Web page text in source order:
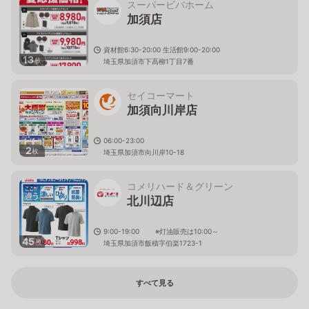
13枚
スーパービバホーム
加須店
資材館6:30-20:00 生活館9:00-20:00
埼玉県加須市下高柳1丁目7番
2枚
セイコーマート
加須向川岸店
06:00-23:00
埼玉県加須市向川岸10-18
45枚
コメリハード＆グリーン
北川辺店
9:00-19:00 ※灯油販売は10:00～
埼玉県加須市飯積字伯楽1723-1
すべて見る